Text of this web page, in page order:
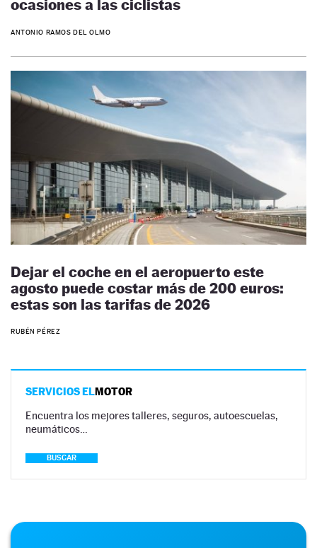
ocasiones a las ciclistas
ANTONIO RAMOS DEL OLMO
Dejar el coche en el aeropuerto este
agosto puede costar más de 200 euros:
estas son las tarifas de 2026
RUBÉN PÉREZ
SERVICIOS ELMOTOR
Encuentra los mejores talleres, seguros, autoescuelas,
neumáticos…
BUSCAR